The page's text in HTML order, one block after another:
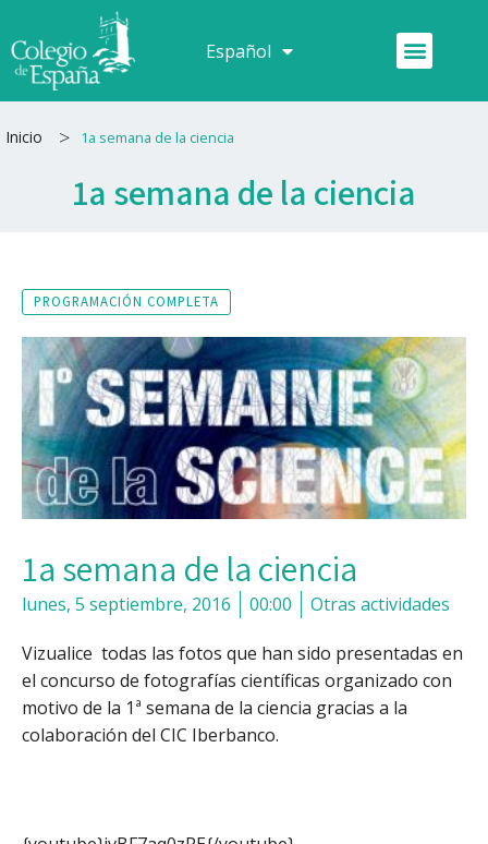
al
contenido
Español
Français Menú
Inicio > 1a semana de la ciencia
1a semana de la ciencia
PROGRAMACIÓN COMPLETA
1a semana de la ciencia
lunes, 5 septiembre, 2016 00:00 Otras actividades
Vizualice todas las fotos que han sido presentadas en
el concurso de fotografías científicas organizado con
motivo de la 1ª semana de la ciencia gracias a la
colaboración del CIC Iberbanco.